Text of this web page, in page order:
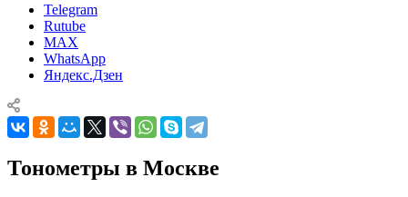
Telegram
Rutube
MAX
WhatsApp
Яндекс.Дзен
Тонометры в Москве